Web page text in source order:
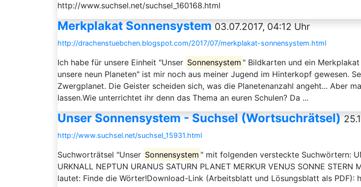
http://www.suchsel.net/suchsel_160168.html
Merkplakat Sonnensystem 03.07.2017, 04:12 Uhr
http://drachenstuebchen.blogspot.com/2017/07/merkplakat-sonnensystem.html
Ich habe für unsere Einheit "Unser Sonnensystem " Bildkarten und ein
unsere neun Planeten" ist mir noch aus meiner Jugend im Hinterkopf gewesen.
Zwergplanet. Die Geister scheiden sich, was die Planetenanzahl angeht... Aber
lassen.Wie unterrichtet ihr denn das Thema an euren Schulen? Da ...
Unser Sonnensystem - Suchsel (Wortsuchrätsel)
http://www.suchsel.net/suchsel_15931.html
Suchworträtsel "Unser Sonnensystem " mit folgenden versteckte Suchwörtern:
URKNALL NEPTUN URANUS SATURN PLANET MERKUR VENUS SONNE
lautet: Finde die Wörter!Download-Link (Arbeitsblatt und Lösungsblatt als PDF):